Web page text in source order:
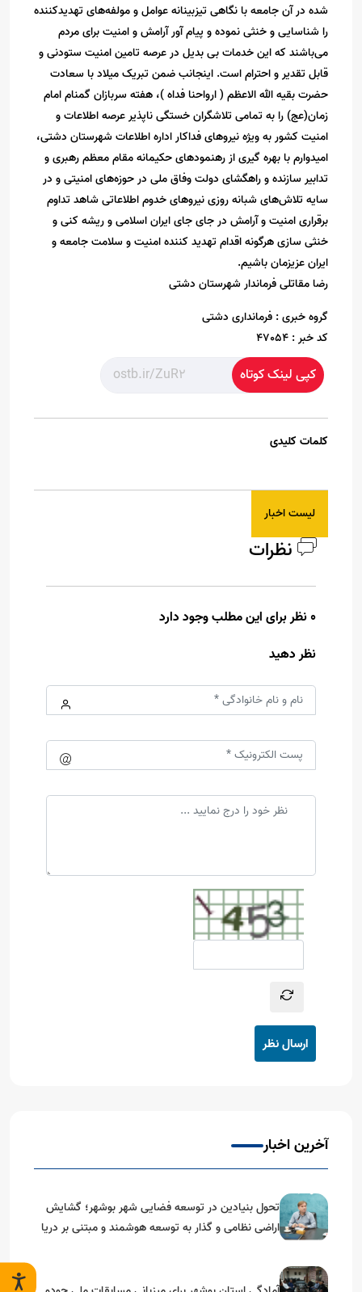
شده در آن جامعه با نگاهی تیزبینانه عوامل و مولفه‌های تهدیدکننده
را شناسایی و خنثی نموده و پیام آور آرامش و امنیت برای مردم
می‌باشند که این خدمات بی بدیل در عرصه تامین امنیت ستودنی و
قابل تقدیر و احترام است. اینجانب ضمن‌ تبریک میلاد با سعادت
حضرت بقیه الله الاعظم ( ارواحنا فداه )، هفته سربازان گمنام امام
زمان(عج) را به تمامی تلاشگران خستگی ناپذیر عرصه اطلاعات و
امنیت کشور به ویژه نیروهای فداکار اداره اطلاعات شهرستان دشتی،
امیدوارم با بهره گیری از رهنمودهای حکیمانه مقام معظم رهبری و
تدابیر سازنده و راهگشای دولت وفاق ملی در حوزه‌های امنیتی و در
سایه تلاش‌های شبانه روزی نیروهای خدوم اطلاعاتی شاهد تداوم
برقراری امنیت و آرامش در جای جای ایران اسلامی و ریشه کنی و
خنثی سازی هرگونه اقدام تهدید کننده امنیت و سلامت جامعه و
ایران عزیزمان باشیم.
رضا مقاتلی فرماندار شهرستان دشتی
گروه خبری : فرمانداری دشتی
کد خبر : 47054
کپی لینک کوتاه
کلمات کلیدی
لیست اخبار
نظرات
0 نظر برای این مطلب وجود دارد
نظر دهید
ارسال نظر
آخرین اخبار
تحول بنیادین در توسعه فضایی شهر بوشهر؛ گشایش
اراضی نظامی و گذار به توسعه هوشمند و مبتنی بر دریا